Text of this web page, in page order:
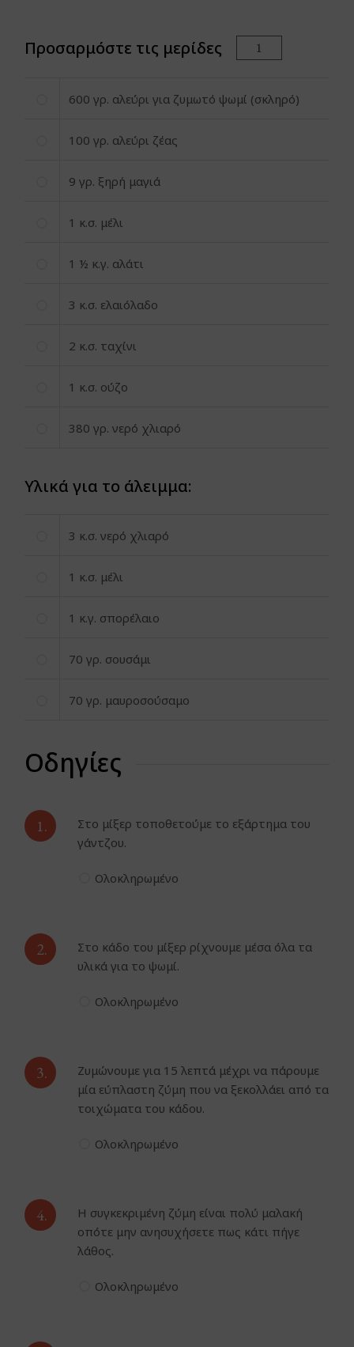
Προσαρμόστε τις μερίδες
600 γρ. αλεύρι για ζυμωτό ψωμί (σκληρό)
100 γρ. αλεύρι ζέας
9 γρ. ξηρή μαγιά
1 κ.σ. μέλι
1 ½ κ.γ. αλάτι
3 κ.σ. ελαιόλαδο
2 κ.σ. ταχίνι
1 κ.σ. ούζο
380 γρ. νερό χλιαρό
Υλικά για το άλειμμα:
3 κ.σ. νερό χλιαρό
1 κ.σ. μέλι
1 κ.γ. σπορέλαιο
70 γρ. σουσάμι
70 γρ. μαυροσούσαμο
Οδηγίες
1.
Στο μίξερ τοποθετούμε το εξάρτημα του
γάντζου.
Ολοκληρωμένο
2.
Στο κάδο του μίξερ ρίχνουμε μέσα όλα τα
υλικά για το ψωμί.
Ολοκληρωμένο
3.
Ζυμώνουμε για 15 λεπτά μέχρι να πάρουμε
μία εύπλαστη ζύμη που να ξεκολλάει από τα
τοιχώματα του κάδου.
Ολοκληρωμένο
4.
Η συγκεκριμένη ζύμη είναι πολύ μαλακή
οπότε μην ανησυχήσετε πως κάτι πήγε
λάθος.
Ολοκληρωμένο